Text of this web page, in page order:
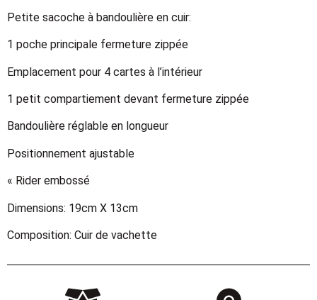
Petite sacoche à bandoulière en cuir:
1 poche principale fermeture zippée
Emplacement pour 4 cartes à l’intérieur
1 petit compartiement devant fermeture zippée
Bandoulière réglable en longueur
Positionnement ajustable
« Rider embossé
Dimensions: 19cm X 13cm
Composition: Cuir de vachette